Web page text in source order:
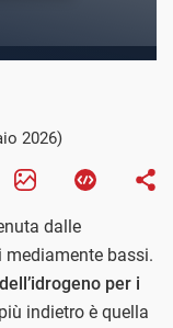
2026)
dalle
bassi.
per i
indietro è quella